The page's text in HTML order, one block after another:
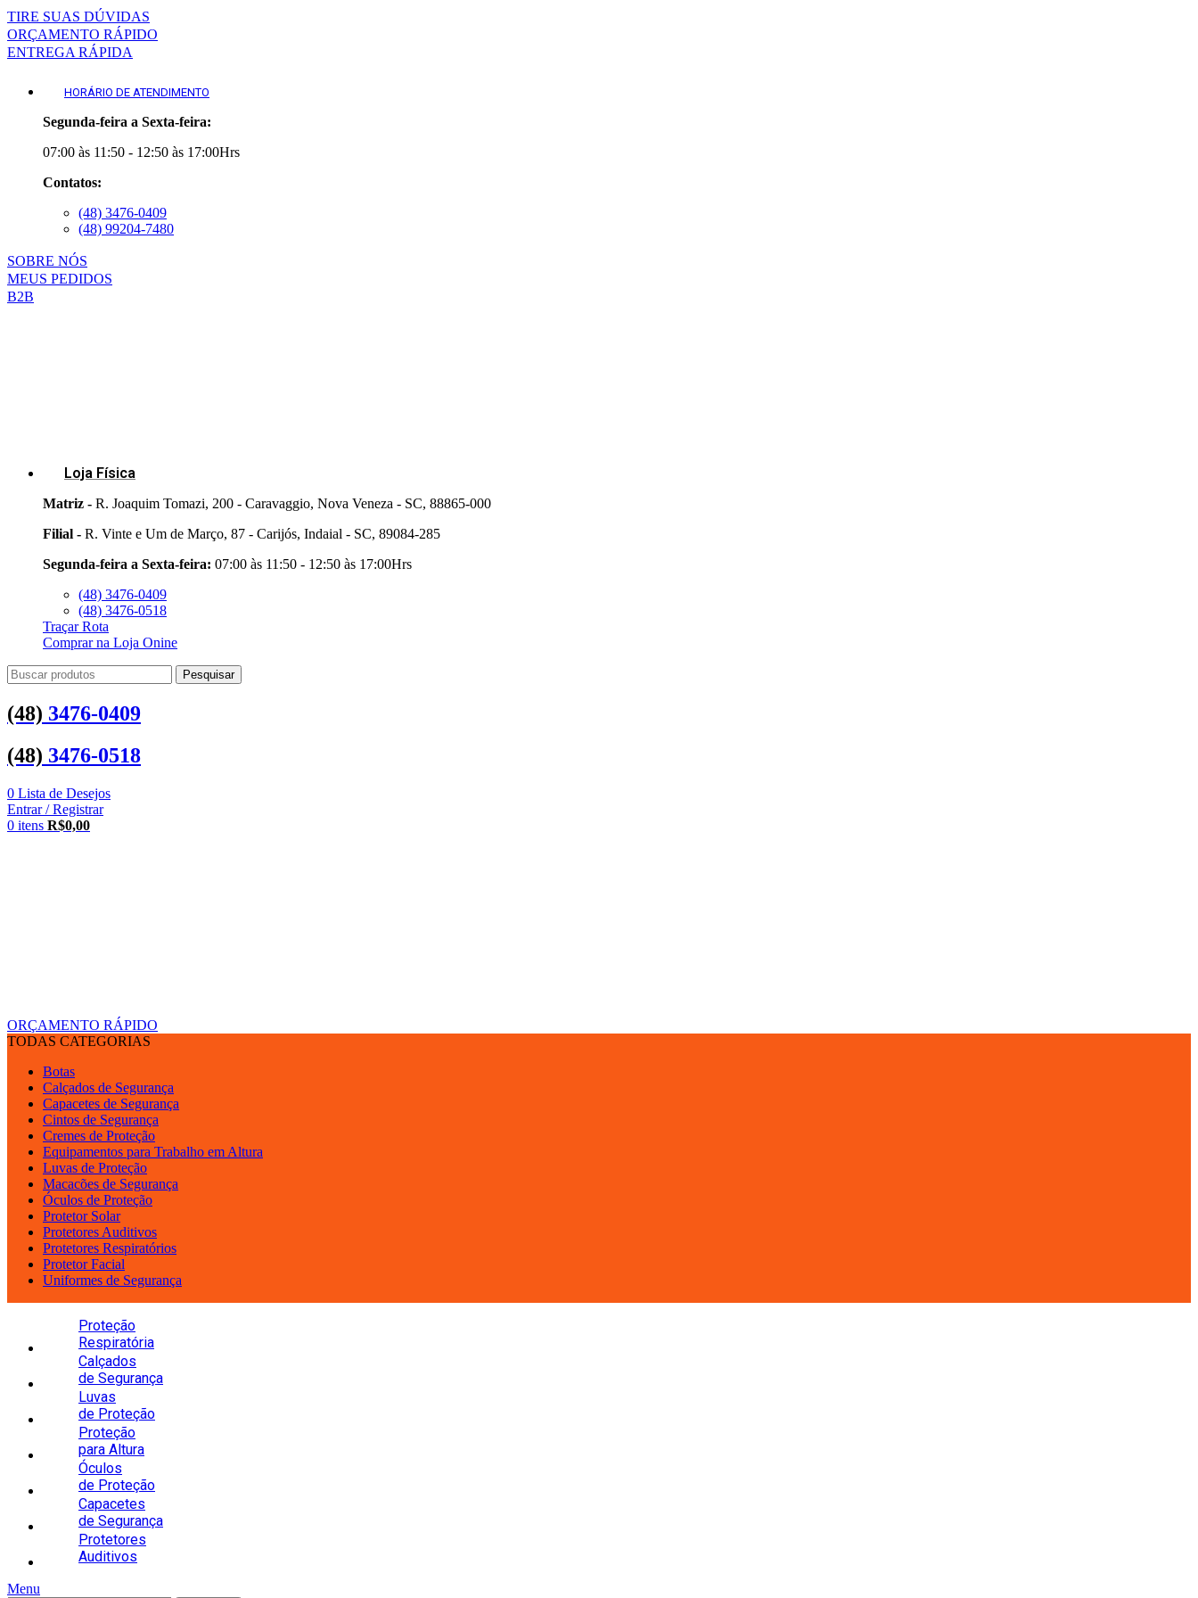
TIRE SUAS DÚVIDAS
ORÇAMENTO RÁPIDO
ENTREGA RÁPIDA
HORÁRIO DE ATENDIMENTO
Segunda-feira a Sexta-feira:
07:00 às 11:50 - 12:50 às 17:00Hrs
Contatos:
(48) 3476-0409
(48) 99204-7480
SOBRE NÓS
MEUS PEDIDOS
B2B
Loja Física
Matriz - R. Joaquim Tomazi, 200 - Caravaggio, Nova Veneza - SC, 88865-000
Filial - R. Vinte e Um de Março, 87 - Carijós, Indaial - SC, 89084-285
Segunda-feira a Sexta-feira: 07:00 às 11:50 - 12:50 às 17:00Hrs
(48) 3476-0409
(48) 3476-0518
Traçar Rota
Comprar na Loja Onine
Pesquisar
(48) 3476-0409
(48) 3476-0518
0 Lista de Desejos
Entrar / Registrar
0 itens R$0,00
ORÇAMENTO RÁPIDO
TODAS CATEGORIAS
Botas
Calçados de Segurança
Capacetes de Segurança
Cintos de Segurança
Cremes de Proteção
Equipamentos para Trabalho em Altura
Luvas de Proteção
Macacões de Segurança
Óculos de Proteção
Protetor Solar
Protetores Auditivos
Protetores Respiratórios
Protetor Facial
Uniformes de Segurança
Proteção
Respiratória
Calçados
de Segurança
Luvas
de Proteção
Proteção
para Altura
Óculos
de Proteção
Capacetes
de Segurança
Protetores
Auditivos
Menu